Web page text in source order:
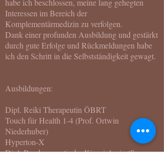
habe ich beschlossen, meine lang gehegten
Interessen im Bereich der
Komplementärmedizin zu verfolgen.
Dank einer profunden Ausbildung und gestärkt
durch gute Erfolge und Rückmeldungen habe
ich den Schritt in die Selbstständigkeit gewagt.
Ausbildungen:
Dipl. Reiki Therapeutin ÖBRT
Touch für Health 1-4 (Prof. Ortwin
Niederhuber)
Hyperton-X
Dipl. Psychosomatische Kinesiologin (Susanne